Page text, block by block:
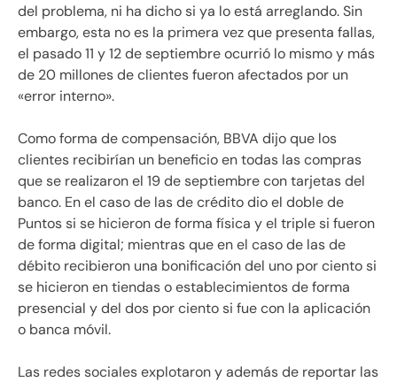
del problema, ni ha dicho si ya lo está arreglando. Sin
embargo, esta no es la primera vez que presenta fallas,
el pasado 11 y 12 de septiembre ocurrió lo mismo y más
de 20 millones de clientes fueron afectados por un
«error interno».
Como forma de compensación, BBVA dijo que los
clientes recibirían un beneficio en todas las compras
que se realizaron el 19 de septiembre con tarjetas del
banco. En el caso de las de crédito dio el doble de
Puntos si se hicieron de forma física y el triple si fueron
de forma digital; mientras que en el caso de las de
débito recibieron una bonificación del uno por ciento si
se hicieron en tiendas o establecimientos de forma
presencial y del dos por ciento si fue con la aplicación
o banca móvil.
Las redes sociales explotaron y además de reportar las